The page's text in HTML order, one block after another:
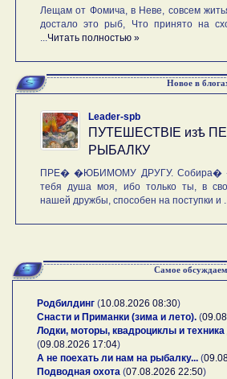
Лещам от Фомича, в Неве, совсем
достало это рыб, Что принято на
Читать полностью »
Новое в
Leader-spb
ПУТЕШЕСТВIE изѣ
РЫБАЛКУ
ПРЕ� �ЮБИМОМУ ДРУГУ. Собира�
тебя душа моя, ибо только ты, в
нашей дружбы, способен на поступки и ...
Самое
Родбилдинг (10.08.2026 08:30)
Снасти и Приманки (зима и лето). (
Лодки, моторы, квадроциклы и
(09.08.2026 17:04)
А не поехать ли нам на рыбалку... (
Подводная охота (07.08.2026 22:50)